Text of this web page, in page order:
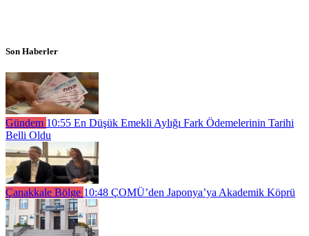
Son Haberler
Gündem 10:55 En Düşük Emekli Aylığı Fark Ödemelerinin Tarihi
Belli Oldu
Çanakkale Bölge 10:48 ÇOMÜ’den Japonya’ya Akademik Köprü